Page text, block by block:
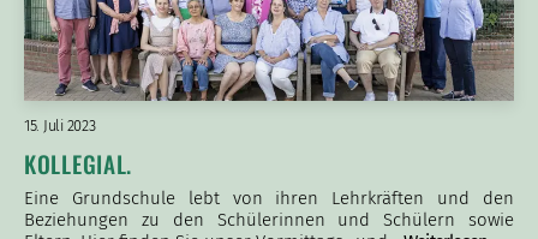
15. Juli 2023
KOLLEGIAL.
Eine Grundschule lebt von ihren Lehrkräften und den
Beziehungen zu den Schülerinnen und Schülern sowie